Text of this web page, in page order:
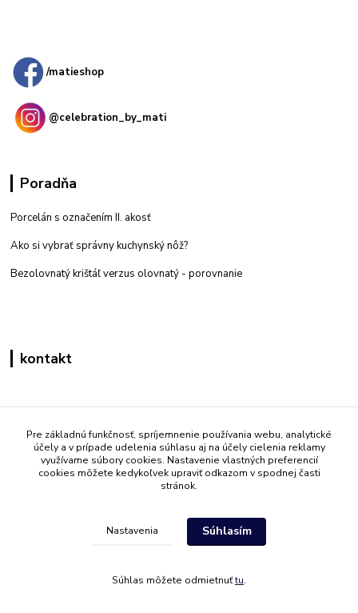
/matieshop
@celebration_by_mati
Poradňa
Porcelán s označením II. akosť
Ako si vybrať správny kuchynský nôž?
Bezolovnatý krištáľ verzus olovnatý - porovnanie
kontakt
+421 908 861 051
(Po - Pia 7:30-15:30)
info@mati.sk
Pre základnú funkčnosť, spríjemnenie používania webu, analytické
účely a v prípade udelenia súhlasu aj na účely cielenia reklamy
využívame súbory cookies. Nastavenie vlastných preferencií
cookies môžete kedykoľvek upraviť odkazom v spodnej časti
stránok.
Nastavenia Súhlasím
Súhlas môžete odmietnuťtu.